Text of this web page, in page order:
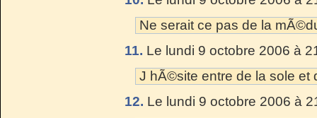
Ne serait ce pas de la
11. Le lundi 9 octobre 2006 à
J hÃ©site entre de la sole et
12. Le lundi 9 octobre 2006 à